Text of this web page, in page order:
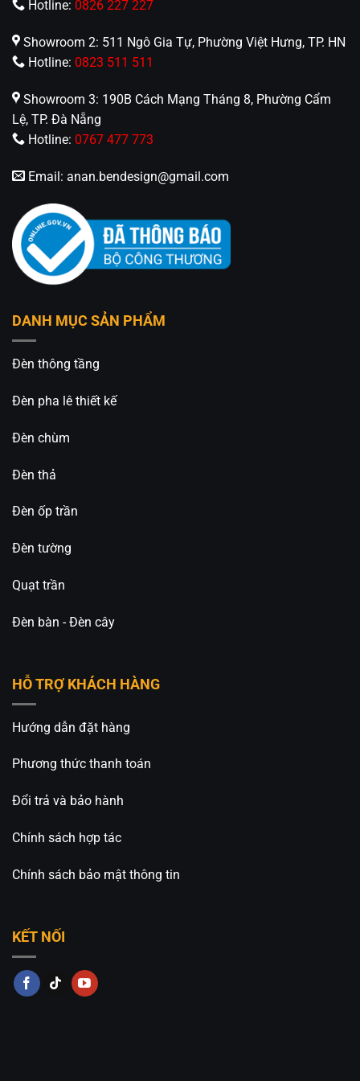
Hotline: 0826 227 227
Showroom 2: 511 Ngô Gia Tự, Phường Việt Hưng, TP. HN
Hotline: 0823 511 511
Showroom 3: 190B Cách Mạng Tháng 8, Phường Cẩm
Lệ, TP. Đà Nẵng
Hotline: 0767 477 773
Email: anan.bendesign@gmail.com
DANH MỤC SẢN PHẨM
Đèn thông tầng
Đèn pha lê thiết kế
Đèn chùm
Đèn thả
Đèn ốp trần
Đèn tường
Quạt trần
Đèn bàn - Đèn cây
HỖ TRỢ KHÁCH HÀNG
Hướng dẫn đặt hàng
Phương thức thanh toán
Đổi trả và bảo hành
Chính sách hợp tác
Chính sách bảo mật thông tin
KẾT NỐI